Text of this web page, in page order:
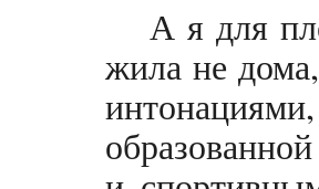
А я для
жила не